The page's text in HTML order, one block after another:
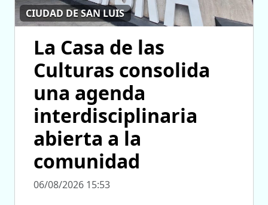
CIUDAD DE SAN LUIS
La Casa de las
Culturas consolida
una agenda
interdisciplinaria
abierta a la
comunidad
06/08/2026 15:53